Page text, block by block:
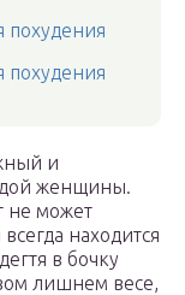
и
женщины.
не может
находится
в бочку
лишнем весе,